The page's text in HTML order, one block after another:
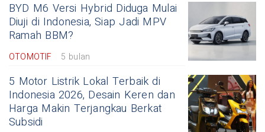
BYD M6 Versi Hybrid Diduga Mulai
Diuji di Indonesia, Siap Jadi MPV
Ramah BBM?
OTOMOTIF 5 bulan
5 Motor Listrik Lokal Terbaik di
Indonesia 2026, Desain Keren dan
Harga Makin Terjangkau Berkat
Subsidi